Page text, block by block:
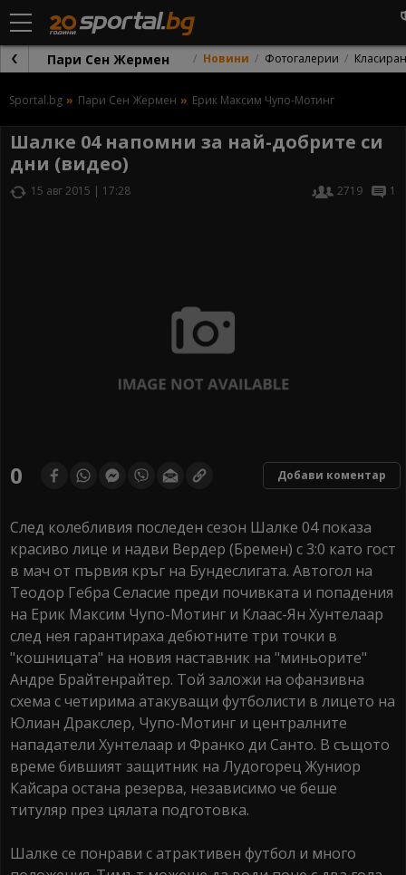
Пари Сен Жермен Новини Фотогалерии
Sportal.bg Пари Сен Жермен Ерик Максим Чупо-Мотинг
Шалке 04 напомни за най-добрите си
дни (видео)
15 авг 2015 | 17:28 2719 1
0 Добави коментар
След колебливия последен сезон Шалке 04 показа
красиво лице и надви Вердер (Бремен) с 3:0 като гост
в мач от първия кръг на Бундеслигата. Автогол на
Теодор Гебра Селасие преди почивката и попадения
на Ерик Максим Чупо-Мотинг и Клаас-Ян Хунтелаар
след нея гарантираха дебютните три точки в
"кошницата" на новия наставник на "миньорите"
Андре Брайтенрайтер. Той заложи на офанзивна
схема с четирима атакуващи футболисти в лицето на
Юлиан Дракслер, Чупо-Мотинг и централните
нападатели Хунтелаар и Франко ди Санто. В същото
време бившият защитник на Лудогорец Жуниор
Кайсара остана резерва, независимо че беше
титуляр през цялата подготовка.
Шалке се понрави с атрактивен футбол и много